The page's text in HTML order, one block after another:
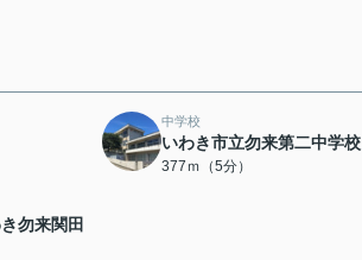
中学校
いわき市立勿来第二中学校
377ｍ（5分）
勿来関田